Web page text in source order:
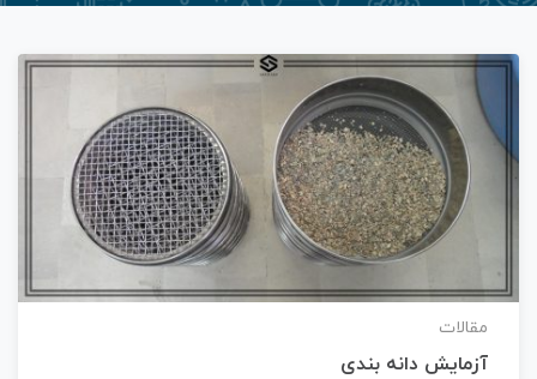
مقالات
آزمایش دانه بندی